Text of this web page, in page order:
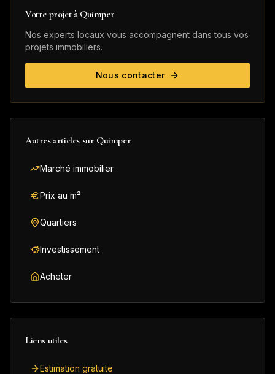
Votre projet à Quimper
Nos experts locaux vous accompagnent dans tous vos
projets immobiliers.
Nous contacter
Autres articles sur Quimper
Marché immobilier
Prix au m²
Quartiers
Investissement
Acheter
Liens utiles
Estimation gratuite